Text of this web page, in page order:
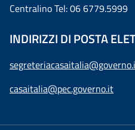
Centralino Tel: 06 6779.5999
INDIRIZZI DI POSTA
casaitalia@pec.governo.it